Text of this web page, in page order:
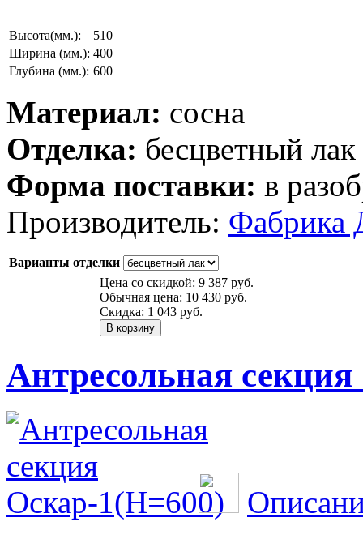
Высота(мм.):
510
Ширина (мм.): 400
Глубина (мм.): 600
Материал: сосна
Отделка: бесцветный лак
Форма поставки: в
Производитель: Фабрика
Варианты отделки
Цена со скидкой: 9 387 руб.
Обычная цена: 10 430 руб.
Скидка: 1 043 руб.
Антресольная